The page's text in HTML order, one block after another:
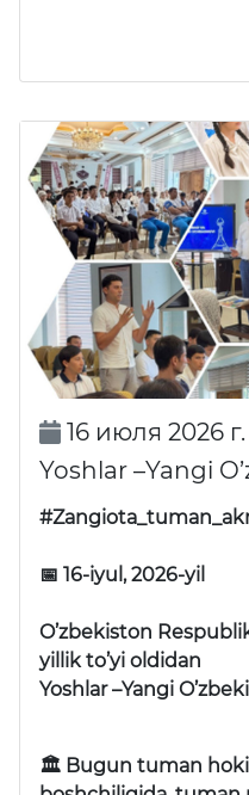
16 июля 2026 г.
Yoshlar –Yangi
📅 16-iyul, 2026-yil
O’zbekiston
yillik to’yi oldidan
Yoshlar –Yangi
🏛 Bugun tuman